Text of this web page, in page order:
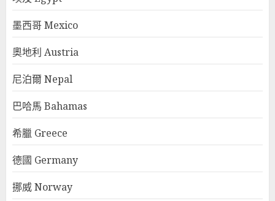
墨西哥 Mexico
奧地利 Austria
尼泊爾 Nepal
巴哈馬 Bahamas
希臘 Greece
德國 Germany
挪威 Norway